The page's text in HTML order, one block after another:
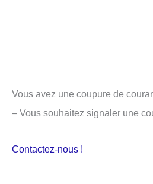
Vous avez une coupure de
– Vous souhaitez signaler une
Contactez-nous !